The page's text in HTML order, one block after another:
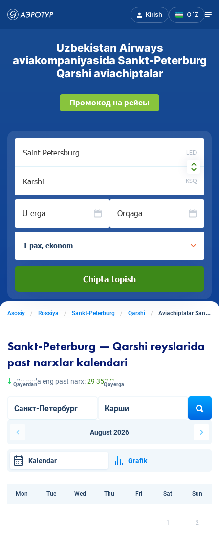
Kirish O`Z
Uzbekistan Airways
aviakompaniyasida Sankt-Peterburg
Qarshi aviachiptalar
Промокод на рейсы
LED
KSQ
U erga Orqaga
1 pax, ekonom
Chipta topish
Asosiy Rossiya Sankt-Peterburg Qarshi Aviachiptalar Sankt-Peterburgdan Qarshiga
Sankt-Peterburg — Qarshi reyslarida
past narxlar kalendari
Bu oyda eng past narx:29 352 ₽
Qayerdan Qayerga
August 2026
Kalendar Grafik
Mon Tue Wed Thu Fri Sat Sun
1 2